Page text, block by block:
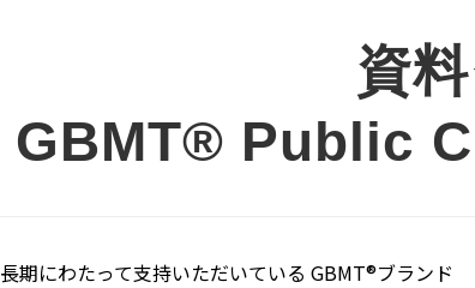
資
GBMT® Public
長期にわたって支持いただいている GBMT®ブランド